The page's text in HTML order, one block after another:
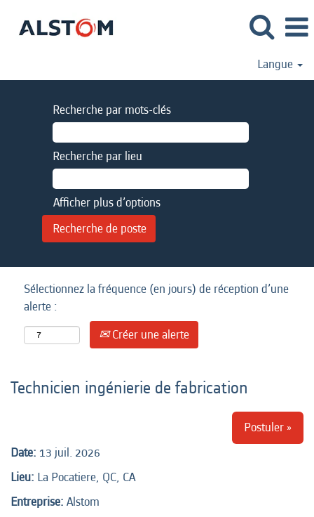
Langue
Recherche par mots-clés
Recherche par lieu
Afficher plus d’options
Sélectionnez la fréquence (en jours) de réception d’une
alerte :
Créer une alerte
Technicien ingénierie de fabrication
Postuler »
Date: 13 juil. 2026
Lieu: La Pocatiere, QC, CA
Entreprise: Alstom